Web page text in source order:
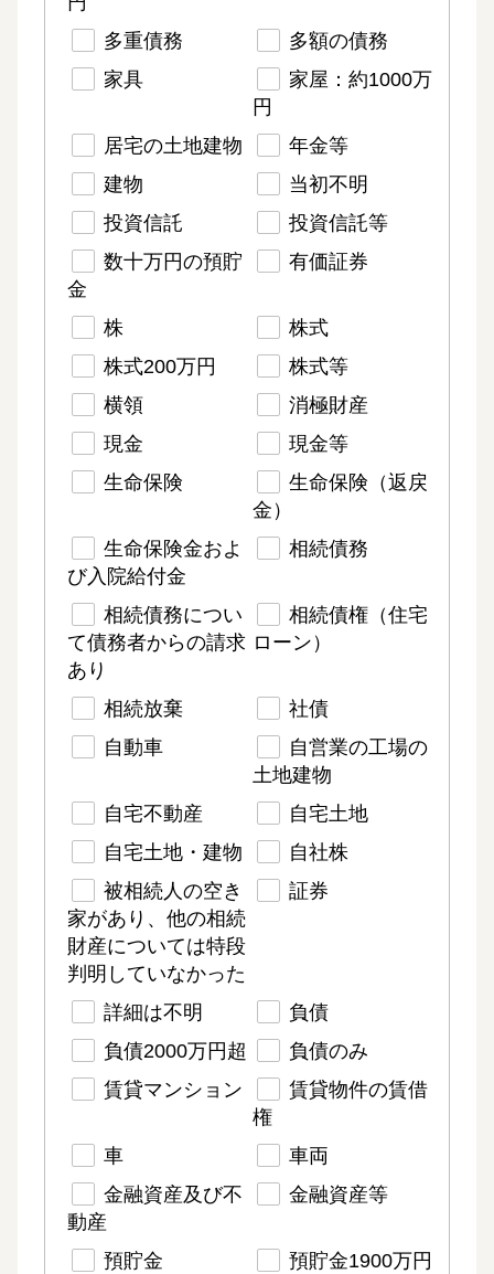
多重債務
多額の債務
家具
家屋：約1000万
円
居宅の土地建物
年金等
建物
当初不明
投資信託
投資信託等
数十万円の預貯
金
有価証券
株
株式
株式200万円
株式等
横領
消極財産
現金
現金等
生命保険
生命保険（返戻
金）
生命保険金およ
び入院給付金
相続債務
相続債務につい
て債務者からの請求
あり
相続債権（住宅
ローン）
相続放棄
社債
自動車
自営業の工場の
土地建物
自宅不動産
自宅土地
自宅土地・建物
自社株
被相続人の空き
家があり、他の相続
財産については特段
判明していなかった
証券
詳細は不明
負債
負債2000万円超
負債のみ
賃貸マンション
賃貸物件の賃借
権
車
車両
金融資産及び不
動産
金融資産等
預貯金
預貯金1900万円